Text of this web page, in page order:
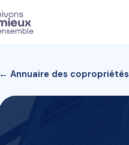
← Annuaire des copropriétés